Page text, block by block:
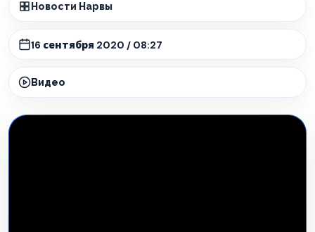
Новости Нарвы
16 сентября 2020 / 08:27
Видео